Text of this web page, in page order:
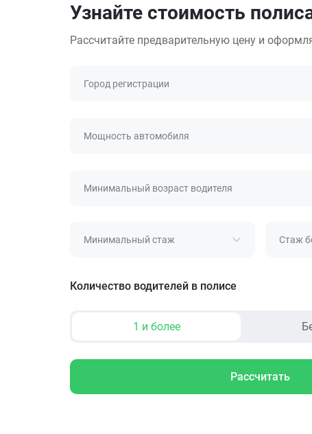
Узнайте стоимость
Рассчитайте предварительную цену и
Город регистрации
Мощность автомобиля
Минимальный возраст водителя
Минимальный стаж Стаж
Количество водителей в полисе
1 и более
Рассчитать